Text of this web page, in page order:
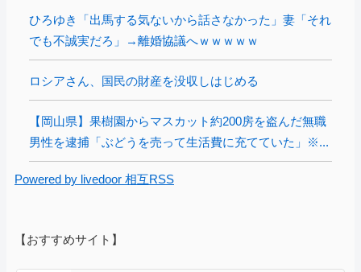
ひろゆき「出馬する気ないから話さなかった」妻「それ
でも不誠実だろ」→離婚協議へｗｗｗｗｗ
ロシアさん、国民の財産を没収しはじめる
【岡山県】果樹園からマスカット約200房を盗んだ無職
男性を逮捕「ぶどうを売って生活費に充てていた」※...
Powered by livedoor 相互RSS
【おすすめサイト】